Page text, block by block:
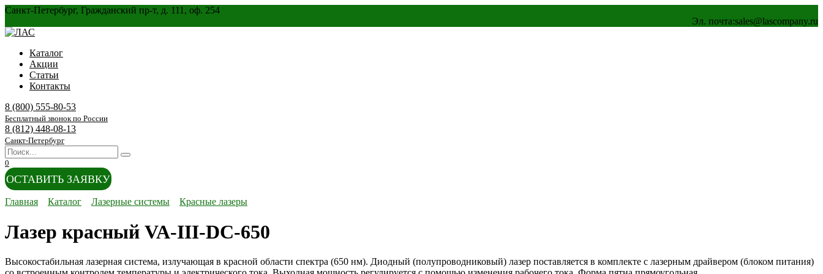
Перейти
содержанию
Санкт-Петербург, Гражданский пр-т, д. 111, оф. 254
Эл. почта:sales@lascompany.ru
Каталог
Акции
Статьи
Контакты
8 (800) 555-80-53
Бесплатный звонок по России
8 (812) 448-08-13
Санкт-Петербург
Search
for:
0
ОСТАВИТЬ ЗАЯВКУ
Главная Каталог Лазерные системы Красные лазеры
Лазер красный VA-III-DC-650
Высокостабильная лазерная система, излучающая в красной области спектра (650 нм). Диодный (полупроводниковый) лазер поставляется в комплекте с лазерным драйвером (блоком питания)